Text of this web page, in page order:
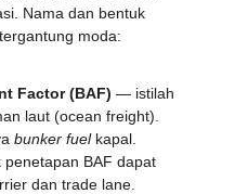
Nama dan bentuk
moda:
Factor (BAF) — istilah
laut (ocean freight).
bunker fuel kapal.
penetapan BAF dapat
dan trade lane.